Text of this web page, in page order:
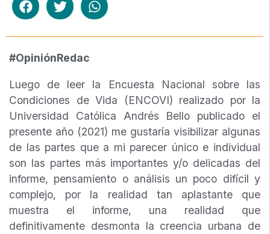
#OpiniónRedac
Luego de leer la Encuesta Nacional sobre las
Condiciones de Vida (ENCOVI) realizado por la
Universidad Católica Andrés Bello publicado el
presente año (2021) me gustaría visibilizar algunas
de las partes que a mi parecer único e individual
son las partes más importantes y/o delicadas del
informe, pensamiento o análisis un poco difícil y
complejo, por la realidad tan aplastante que
muestra el informe, una realidad que
definitivamente desmonta la creencia urbana de